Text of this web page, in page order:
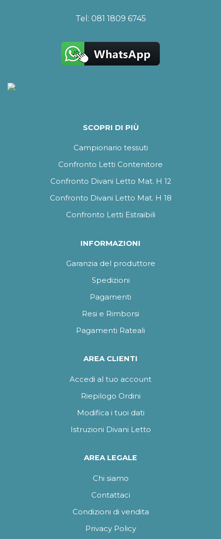
Tel: 081 1809 6745
SCOPRI DI PIÙ
Campionario tessuti
Confronto Letti Contenitore
Confronto Divani Letto Mat. H 12
Confronto Divani Letto Mat. H 18
Confronto Letti Estraibili
INFORMAZIONI
Garanzia del produttore
Spedizioni
Pagamenti
Resi e Rimborsi
Pagamenti Rateali
AREA CLIENTI
Accedi al tuo account
Riepilogo Ordini
Modifica i tuoi dati
Istruzioni Divani Letto
AREA LEGALE
Chi siamo
Contattaci
Condizioni di vendita
Privacy Policy